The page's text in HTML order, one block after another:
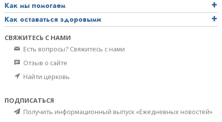
Как мы помогаем
Как оставаться здоровыми
СВЯЖИТЕСЬ С НАМИ
Есть вопросы? Свяжитесь с нами
Отзыв о сайте
Найти церковь
ПОДПИСАТЬСЯ
Получить информационный выпуск «Ежедневных новостей»